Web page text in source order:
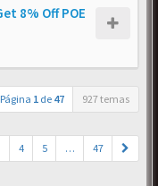
8% Off POE
Página 1 de 47 927 temas
4 5 … 47